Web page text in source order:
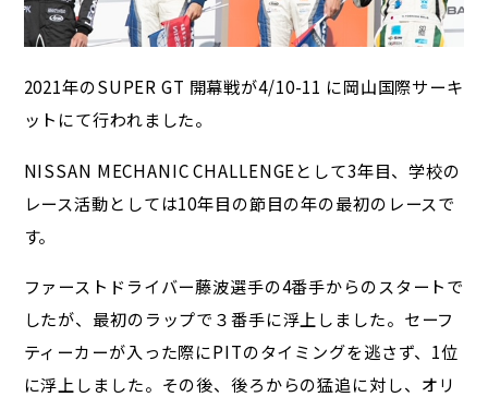
2021年のSUPER GT 開幕戦が4/10-11 に岡山国際サーキ
ットにて行われました。
NISSAN MECHANIC CHALLENGEとして3年目、学校の
レース活動としては10年目の節目の年の最初のレースで
す。
ファーストドライバー藤波選手の4番手からのスタートで
したが、最初のラップで３番手に浮上しました。セーフ
ティーカーが入った際にPITのタイミングを逃さず、1位
に浮上しました。その後、後ろからの猛追に対し、オリ